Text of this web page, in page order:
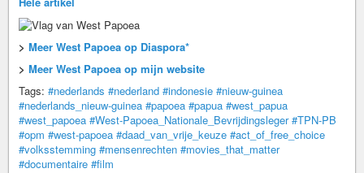
> Meer West Papoea op Diaspora*
> Meer West Papoea op mijn website
Tags: #nederlands #nederland #indonesie #nieuw-guinea
#nederlands_nieuw-guinea #papoea #papua #west_papua
#west_papoea #West-Papoea_Nationale_Bevrijdingsleger #TPN-PB
#opm #west-papoea #daad_van_vrije_keuze #act_of_free_choice
#volksstemming #mensenrechten #movies_that_matter
#documentaire #film